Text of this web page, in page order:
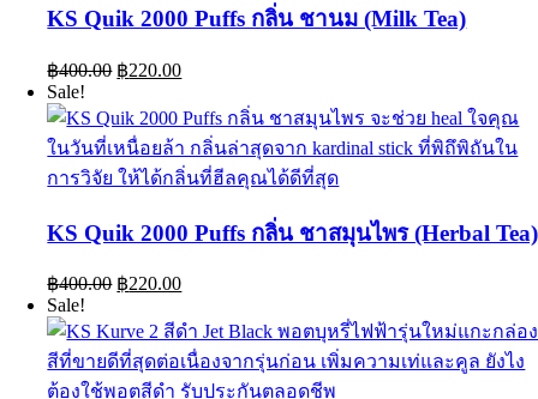
KS Quik 2000 Puffs กลิ่น ชานม (Milk Tea)
฿400.00 Original
was:
฿400.00.
฿220.00Current
is:
฿220.00.
Sale!
KS Quik 2000 Puffs กลิ่น ชาสมุนไพร (Herbal Tea)
฿400.00 Original
was:
฿400.00.
฿220.00Current
is:
฿220.00.
Sale!